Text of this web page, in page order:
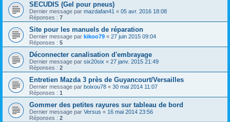
SECUDIS (Gel pour pneus)
Dernier message par mazdafan41 « 05 avr. 2016 18:08
Réponses : 7
Site pour les manuels de réparation
Dernier message par kikoo79 « 27 juin 2015 09:04
Réponses : 5
Déconnecter canalisation d'embrayage
Dernier message par six20six « 27 janv. 2015 21:49
Réponses : 2
Entretien Mazda 3 près de Guyancourt/Versailles
Dernier message par boixou78 « 30 mai 2014 11:07
Réponses : 1
Gommer des petites rayures sur tableau de bord
Dernier message par Versus « 16 mai 2014 23:56
Réponses : 2